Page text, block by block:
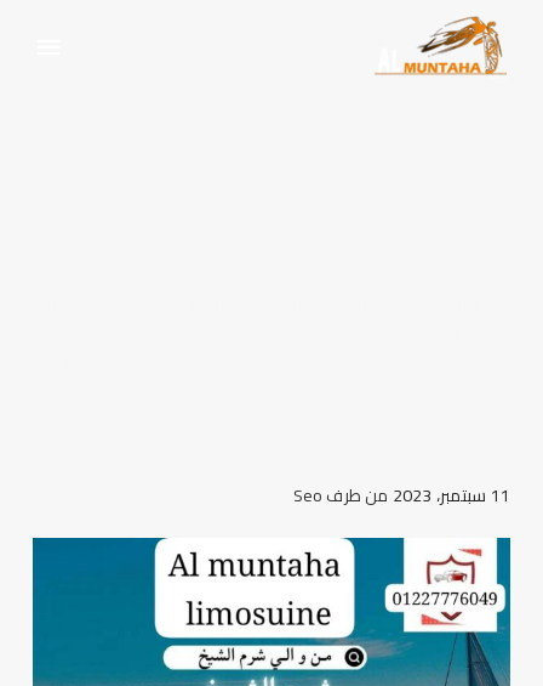
11 سبتمبر، 2023 من طرفSeo